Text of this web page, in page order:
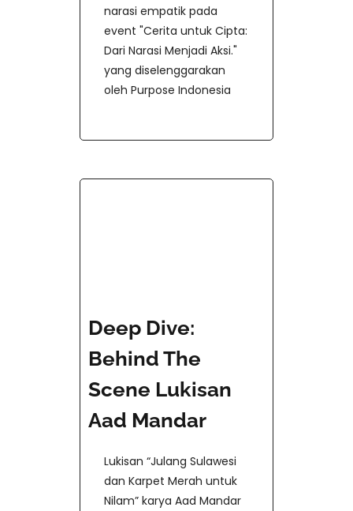
narasi empatik pada
event "Cerita untuk Cipta:
Dari Narasi Menjadi Aksi."
yang diselenggarakan
oleh Purpose Indonesia
Deep Dive:
Behind The
Scene Lukisan
Aad Mandar
Lukisan “Julang Sulawesi
dan Karpet Merah untuk
Nilam” karya Aad Mandar